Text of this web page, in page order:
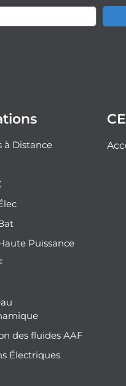
à Distance
Puissance
des fluides AAF
Électriques